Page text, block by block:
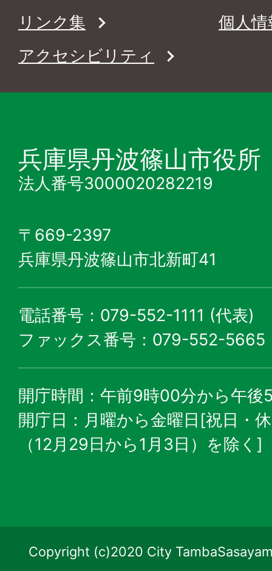
リンク集
個人
アクセシビリティ
兵庫県丹波篠山市役所
法人番号3000020282219
〒669-2397
兵庫県丹波篠山市北新町41
電話番号：079-552-1111 (代表)
ファックス番号：079-552-5665
開庁時間：午前9時00分から午後
開庁日：月曜から金曜日[祝日・
（12月29日から1月3日）を除く]
Copyright (c)2020 City